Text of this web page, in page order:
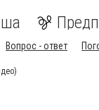
Вопрос - ответ